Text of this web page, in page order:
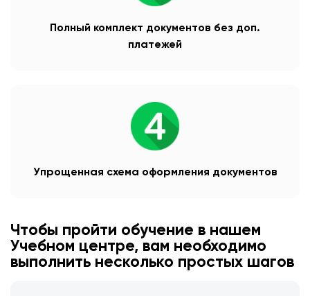
Полный комплект документов без доп.
платежей
Упрощенная схема оформления документов
Чтобы пройти обучение в нашем
Учебном центре, вам необходимо
выполнить несколько простых шагов